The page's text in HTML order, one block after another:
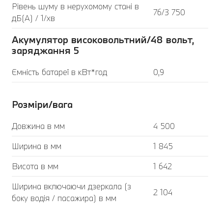
Рівень шуму в нерухомому стані в
дБ(А) / 1/хв
76/3 750
Акумулятор високовольтний/48 вольт,
заряджання 5
Ємність батареї в кВт*год 0,9
Розміри/вага
Довжина в мм
4 500
Ширина в мм
1 845
Висота в мм
1 642
Ширина включаючи дзеркала (з
боку водія / пасажира) в мм
2 104